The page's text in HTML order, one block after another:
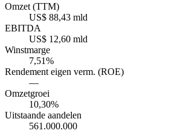
Omzet (TTM)
US$ 88,43 mld
EBITDA
US$ 12,60 mld
Winstmarge
7,51%
Rendement eigen verm. (ROE)
—
Omzetgroei
10,30%
Uitstaande aandelen
561.000.000